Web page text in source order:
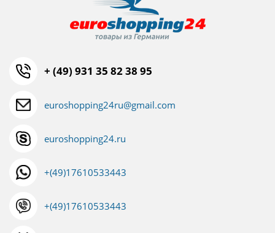
+ (49) 931 35 82 38 95
euroshopping24ru@gmail.com
euroshopping24.ru
+(49)17610533443
+(49)17610533443